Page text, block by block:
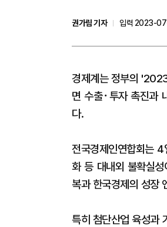
권가림 기자
입력 2023-
경제계는 정부의
면 수출･투자 촉진과
다.
전국경제인연합회는
화 등 대내외 불확실
복과 한국경제의 성장
특히 첨단산업 육성과